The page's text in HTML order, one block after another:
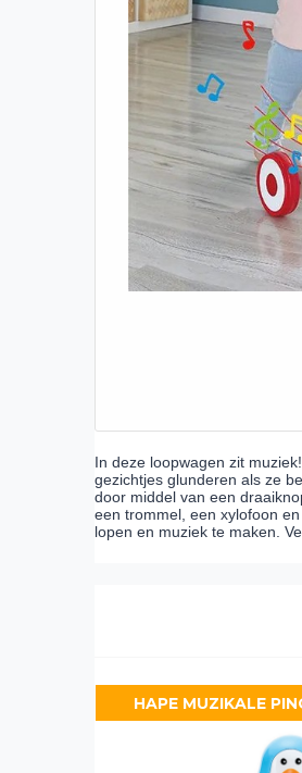
In deze loopwagen zit
gezichtjes glunderen als ze
door middel van een
een trommel, een xylofoon
lopen en muziek te maken.
HAPE MUZIKALE